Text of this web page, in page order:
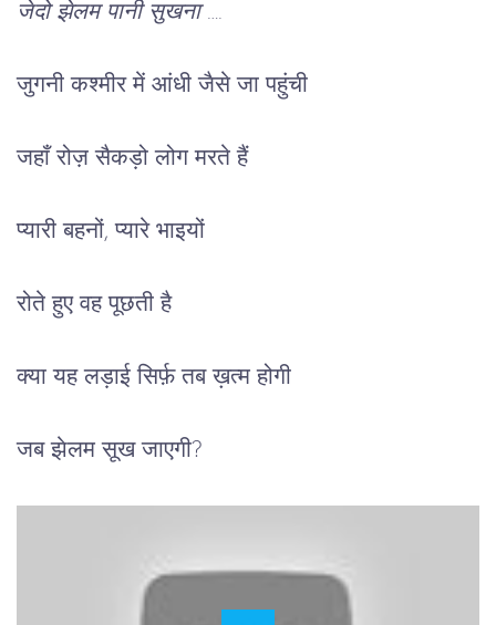
जेदो झेलम पानी सुखना ….
जुगनी कश्मीर में आंधी जैसे जा पहुंची
जहाँ रोज़ सैकड़ो लोग मरते हैं
प्यारी बहनों, प्यारे भाइयों
रोते हुए वह पूछती है
क्या यह लड़ाई सिर्फ़ तब ख़त्म होगी
जब झेलम सूख जाएगी?